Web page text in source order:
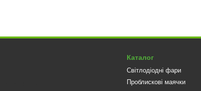
Каталог
Світлодіодні фари
Проблискові маячки